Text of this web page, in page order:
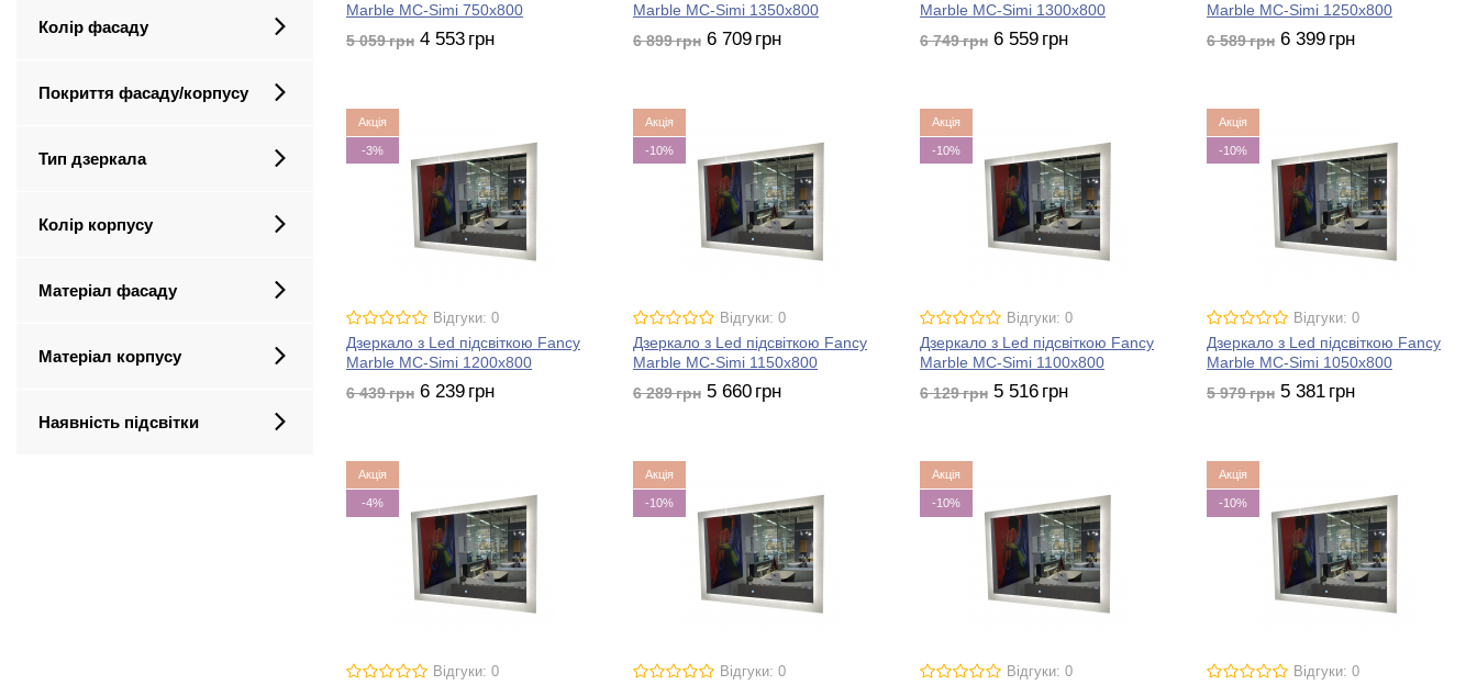
Колір фасаду
Покриття фасаду/корпусу
Тип дзеркала
Колір корпусу
Матеріал фасаду
Матеріал корпусу
Наявність підсвітки
Marble MC-Simi 750x800
5 059грн 4 553 грн
Marble MC-Simi 1350x800
6 899грн 6 709 грн
Marble MC-Simi 1300x800
6 749грн 6 559 грн
Marble MC-Simi 1250x800
6 589грн 6 399 грн
Акція
-3%
Відгуки: 0
Дзеркало з Led підсвіткою Fancy
Marble MC-Simi 1200x800
6 439грн 6 239 грн
Акція
-10%
Відгуки: 0
Дзеркало з Led підсвіткою Fancy
Marble MC-Simi 1150x800
6 289грн 5 660 грн
Акція
-10%
Відгуки: 0
Дзеркало з Led підсвіткою Fancy
Marble MC-Simi 1100x800
6 129грн 5 516 грн
Акція
-10%
Відгуки: 0
Дзеркало з Led підсвіткою Fancy
Marble MC-Simi 1050x800
5 979грн 5 381 грн
Акція
-4%
Відгуки: 0
Акція
-10%
Відгуки: 0
Акція
-10%
Відгуки: 0
Акція
-10%
Відгуки: 0